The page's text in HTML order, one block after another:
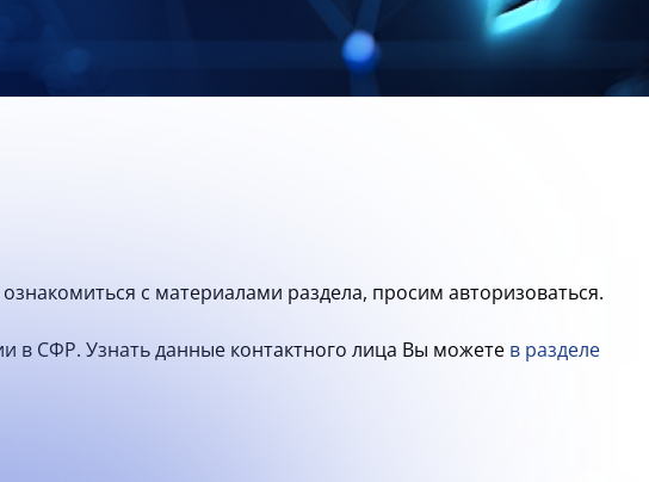
с материалами раздела, просим авторизоваться.
в СФР. Узнать данные контактного лица Вы можете в разделе